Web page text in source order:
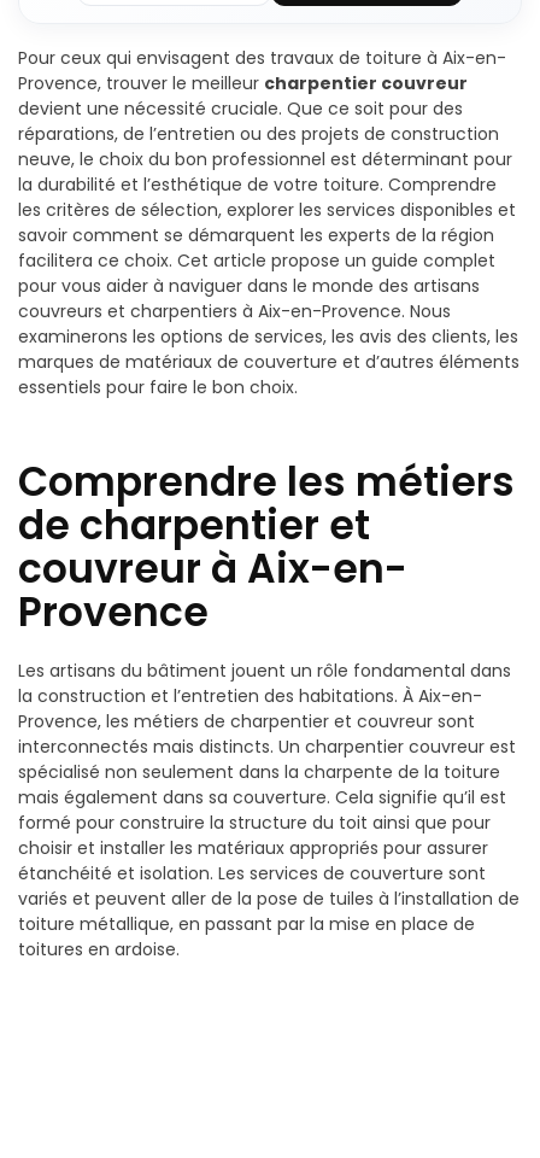
Pour ceux qui envisagent des travaux de toiture à Aix-en-
Provence, trouver le meilleur charpentier couvreur
devient une nécessité cruciale. Que ce soit pour des
réparations, de l’entretien ou des projets de construction
neuve, le choix du bon professionnel est déterminant pour
la durabilité et l’esthétique de votre toiture. Comprendre
les critères de sélection, explorer les services disponibles et
savoir comment se démarquent les experts de la région
facilitera ce choix. Cet article propose un guide complet
pour vous aider à naviguer dans le monde des artisans
couvreurs et charpentiers à Aix-en-Provence. Nous
examinerons les options de services, les avis des clients, les
marques de matériaux de couverture et d’autres éléments
essentiels pour faire le bon choix.
Comprendre les métiers
de charpentier et
couvreur à Aix-en-
Provence
Les artisans du bâtiment jouent un rôle fondamental dans
la construction et l’entretien des habitations. À Aix-en-
Provence, les métiers de charpentier et couvreur sont
interconnectés mais distincts. Un charpentier couvreur est
spécialisé non seulement dans la charpente de la toiture
mais également dans sa couverture. Cela signifie qu’il est
formé pour construire la structure du toit ainsi que pour
choisir et installer les matériaux appropriés pour assurer
étanchéité et isolation. Les services de couverture sont
variés et peuvent aller de la pose de tuiles à l’installation de
toiture métallique, en passant par la mise en place de
toitures en ardoise.